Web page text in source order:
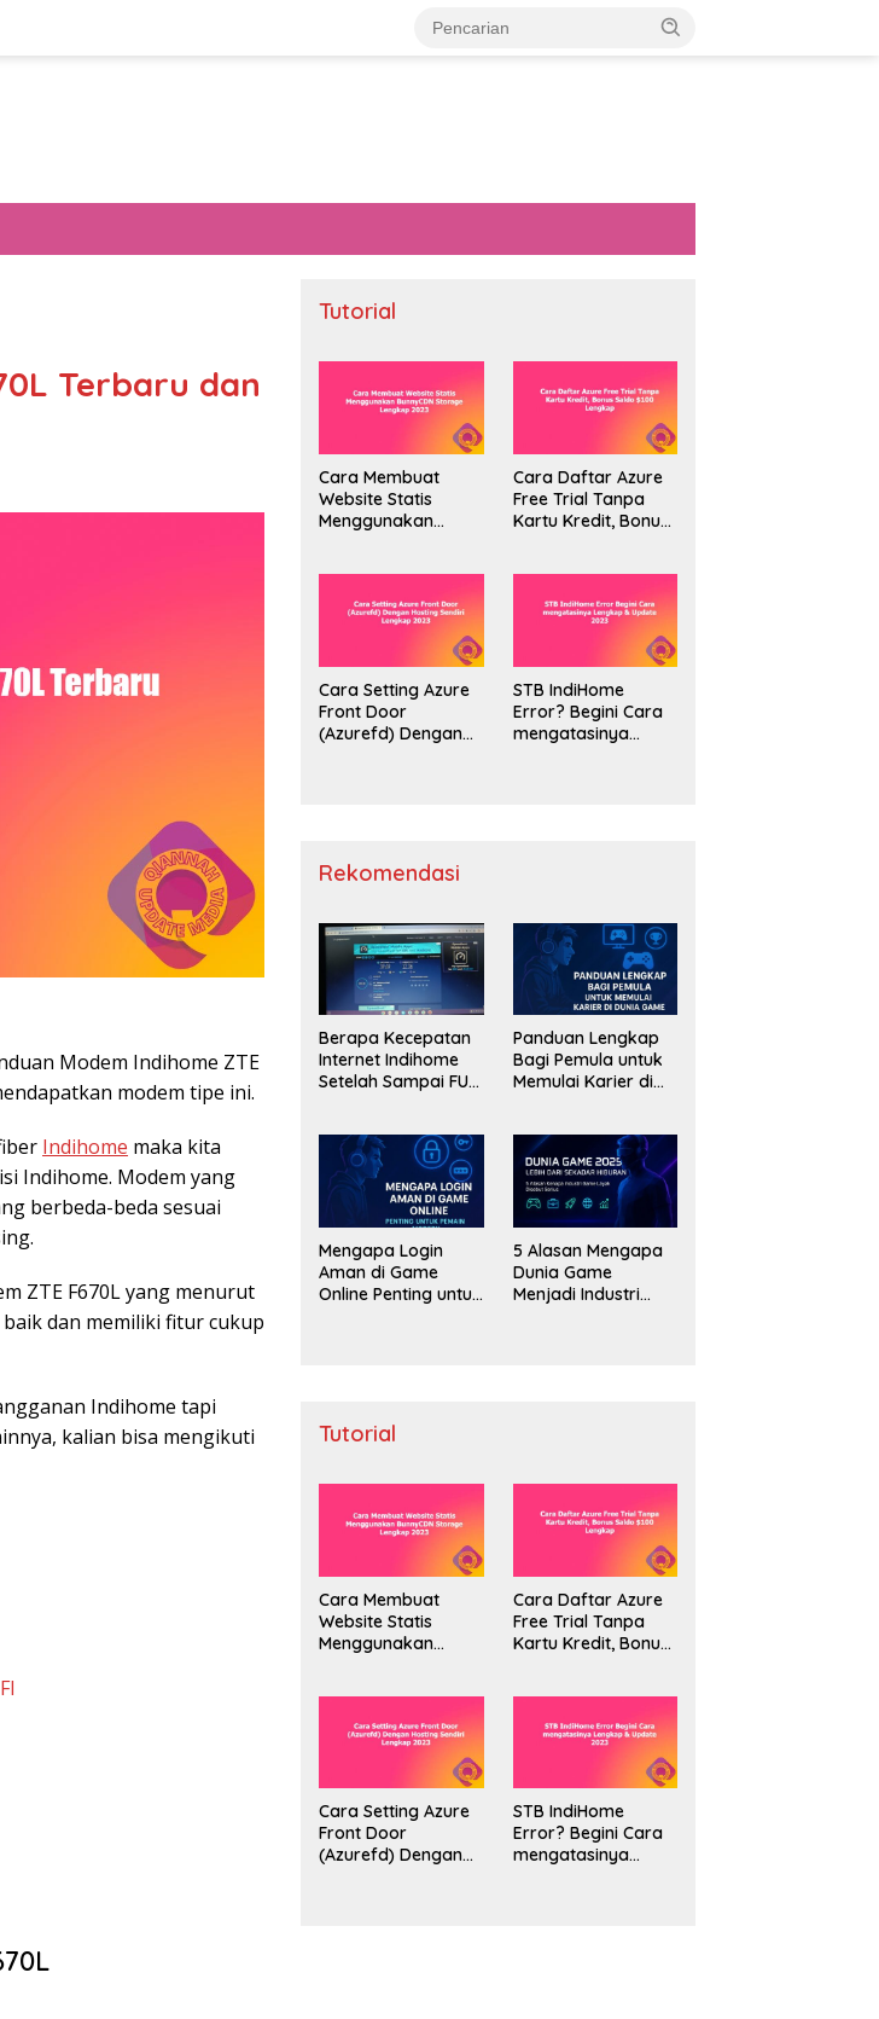
Terbaru dan
Modem Indihome ZTE
modem tipe ini.
Indihome maka kita
Indihome. Modem yang
berbeda-beda sesuai
ZTE F670L yang menurut
dan memiliki fitur cukup
Indihome tapi
kalian bisa mengikuti
Tutorial
Cara Membuat
Website Statis
Menggunakan
Cara Daftar Azure
Free Trial Tanpa
Kartu Kredit, Bonus
Cara Setting Azure
Front Door
(Azurefd) Dengan
STB IndiHome
Error? Begini Cara
mengatasinya
Rekomendasi
Berapa Kecepatan
Internet Indihome
Setelah Sampai FUP
Panduan Lengkap
Bagi Pemula untuk
Memulai Karier di
Mengapa Login
Aman di Game
Online Penting untuk
5 Alasan Mengapa
Dunia Game
Menjadi Industri
Tutorial
Cara Membuat
Website Statis
Menggunakan
Cara Daftar Azure
Free Trial Tanpa
Kartu Kredit, Bonus
Cara Setting Azure
Front Door
(Azurefd) Dengan
STB IndiHome
Error? Begini Cara
mengatasinya